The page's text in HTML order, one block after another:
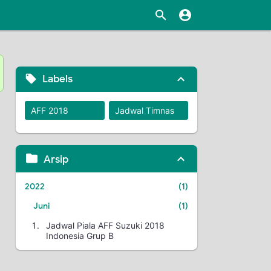
Labels
AFF 2018 Jadwal Timnas
Arsip
2022
1
Juni
1
Jadwal Piala AFF Suzuki 2018
Indonesia Grup B